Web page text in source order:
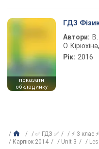
показати
обкладинку
ГДЗ
Автори:
О.
Рік: 2016
✅ ГДЗ ✅ ⚡ 3 клас ⚡
Карпюк 2014
Unit 3